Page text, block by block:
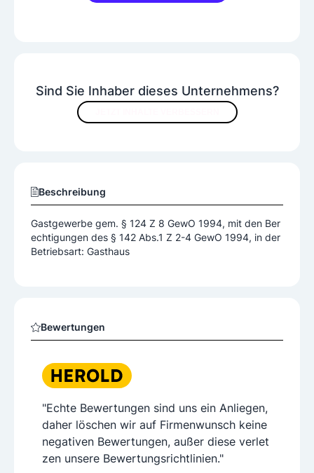
Sind Sie Inhaber dieses Unternehmens?
Beschreibung
Gastgewerbe gem. § 124 Z 8 GewO 1994, mit den Ber
echtigungen des § 142 Abs.1 Z 2-4 GewO 1994, in der
Betriebsart: Gasthaus
Bewertungen
"Echte Bewertungen sind uns ein Anliegen,
daher löschen wir auf Firmenwunsch keine
negativen Bewertungen, außer diese verlet
zen unsere Bewertungsrichtlinien."